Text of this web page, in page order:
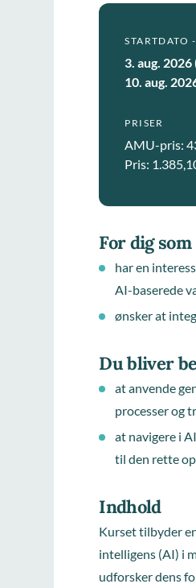
STARTDATO
3. aug.
10. aug.
PRISER
AMU-pris:
Pris:
For dig som
har en
AI-baserede
ønsker at
Du bliver
at anvende
processer og
at navigere i
til den rette
Indhold
Kurset tilbyder
intelligens (AI) i
udforsker dens